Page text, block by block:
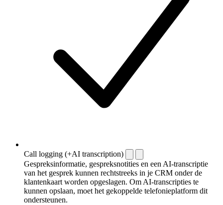
Call logging (+AI transcription)
Gespreksinformatie, gespreksnotities en een AI-transcriptie
van het gesprek kunnen rechtstreeks in je CRM onder de
klantenkaart worden opgeslagen. Om AI-transcripties te
kunnen opslaan, moet het gekoppelde telefonieplatform dit
ondersteunen.